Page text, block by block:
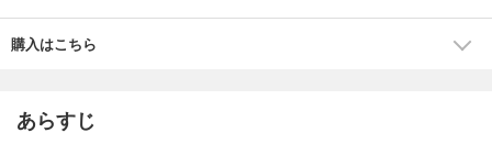
購入はこちら
あらすじ